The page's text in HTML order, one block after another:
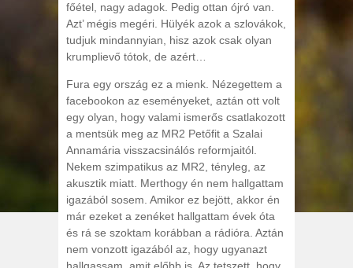
főétel, nagy adagok. Pedig ottan ójró van.
Azt’ mégis megéri. Hülyék azok a szlovákok,
tudjuk mindannyian, hisz azok csak olyan
krumplievő tótok, de azért…
Fura egy ország ez a mienk. Nézegettem a
facebookon az eseményeket, aztán ott volt
egy olyan, hogy valami ismerős csatlakozott
a mentsük meg az MR2 Petőfit a Szalai
Annamária visszacsinálós reformjaitól.
Nekem szimpatikus az MR2, tényleg, az
akusztik miatt. Merthogy én nem hallgattam
igazából sosem. Amikor ez bejött, akkor én
már ezeket a zenéket hallgattam évek óta
és rá se szoktam korábban a rádióra. Aztán
nem vonzott igazából az, hogy ugyanazt